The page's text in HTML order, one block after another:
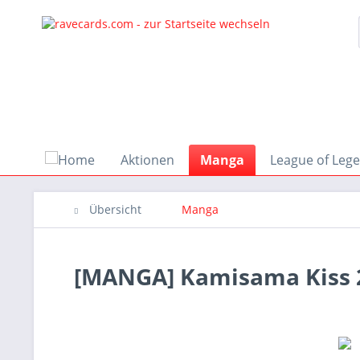
Aktionen Manga League of
Übersicht Manga
[MANGA] Kamisama Kiss